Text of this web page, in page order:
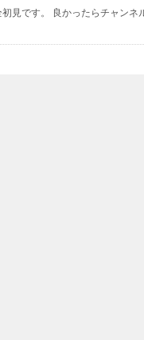
見です。 良かったらチャンネ